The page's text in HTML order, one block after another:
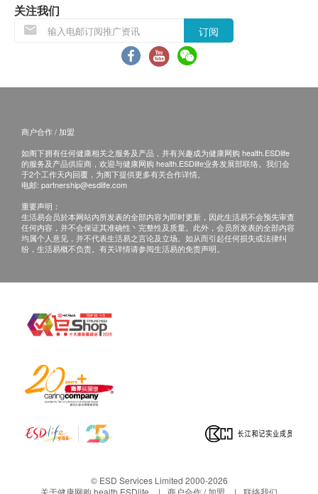
顺荣投资贸易有限公司保留权利包括任何拒绝要求
退款申请之权利。
如欲取消订单，顾客必须于订单出货前24小时联络
健康网购health.ESDlife客户服务部。
受该订单，并且会于送货前透过电话或电邮通知顾
客再作安排。
保用条款：
货品质量保证，于顾客收到产品当日起计，使用期
应最少有12个月或以上。
当顾客收取已订购之货品时，有责任检查货品是否
退换产品必须包装完整，如退换之产品有任何残缺
如有其他损坏或遗漏查询，顾客必须保留有效收据
正本，并于送货后3个工作天内按下列方式联络健
任何非损毁所导致的退货均不受理。
> 此产品由顺荣投资贸易有限公司提供。
health.ESDlife保留最终决议权。
关注我们
订阅
商户合作 / 加盟
如阁下拥有任何健康相关之服务及产品，并有兴趣成为健康网购 health.ESDlife
的服务及产品供应商，欢迎与健康网购 health.ESDlife业务发展部联络。我们会
于2个工作天内回覆，为阁下提供更多有关合作详情。
电邮: partnership@esdlife.com
重要声明：
生活易会员於本网站内所发表的全部内容为即时更新，因此生活易不会预先审查
任何内容，并不会保证其准确性丶完整性及质量。此外，会员所发表的全部内容
均属个人意见，并不代表生活易之言论及立场。如从而引起任何损失或法律纠
纷，生活易概不负责。有关详情请参阅生活易的免责声明。
© ESD Services Limited 2000-2026
关于健康网购 health.ESDlife
商户合作 / 加盟 联络我们